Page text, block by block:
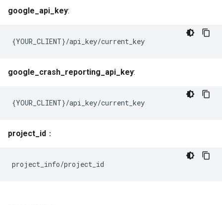
google_api_key:
{YOUR_CLIENT}/api_key/current_key
google_crash_reporting_api_key:
{YOUR_CLIENT}/api_key/current_key
project_id ：
project_info/project_id